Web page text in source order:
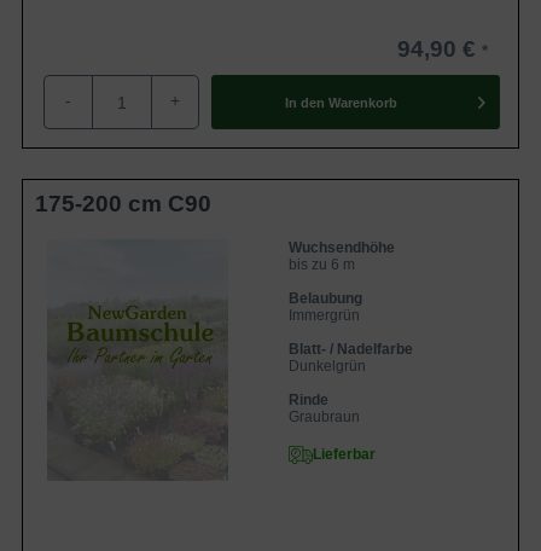
94,90 €
- + In den Warenkorb
175-200 cm C90
Wuchsendhöhe
bis zu 6 m
Belaubung
Immergrün
Blatt- / Nadelfarbe
Dunkelgrün
Rinde
Graubraun
Lieferbar